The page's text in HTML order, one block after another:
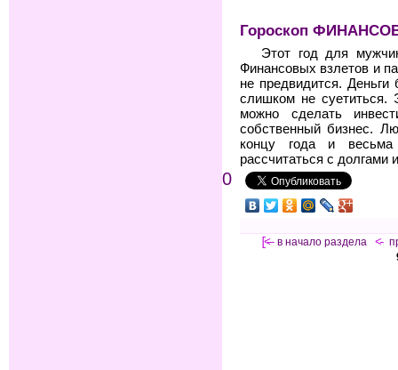
Гороскоп ФИНАНСОВ
Этот год для
Финансовых взлетов и
не предвидится. Деньги
слишком не
можно сделать
собственный бизнес.
концу года и весьма
рассчитаться с долгами
0
[<— в начало раздела <-